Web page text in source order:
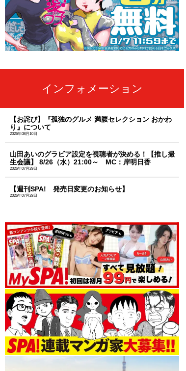
インフォメーション
【お詫び】『孤独のグルメ 満腹セレクション おかわ
り』について
2026年08月10日
山田あいのグラビア設定を視聴者が決める！【推し撮
生会議】 8/26（水）21:00～ MC：岸明日香
2026年07月29日
【週刊SPA! 発売日変更のお知らせ】
2026年07月28日